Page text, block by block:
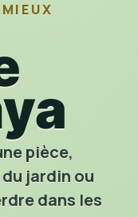
pièce,
jardin ou
dans les